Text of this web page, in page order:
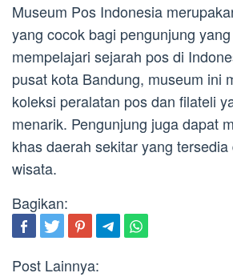
Museum Pos Indonesia
yang cocok bagi pengunjung
mempelajari sejarah pos di
pusat kota Bandung, museum ini
koleksi peralatan pos dan filateli
menarik. Pengunjung juga dapat
khas daerah sekitar yang
wisata.
Bagikan:
Post Lainnya: